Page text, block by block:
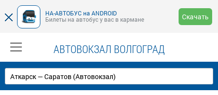
НА-АВТОБУС на ANDROID
Билеты на автобус у вас в кармане
Скачать
АВТОВОКЗАЛ ВОЛГОГРАД